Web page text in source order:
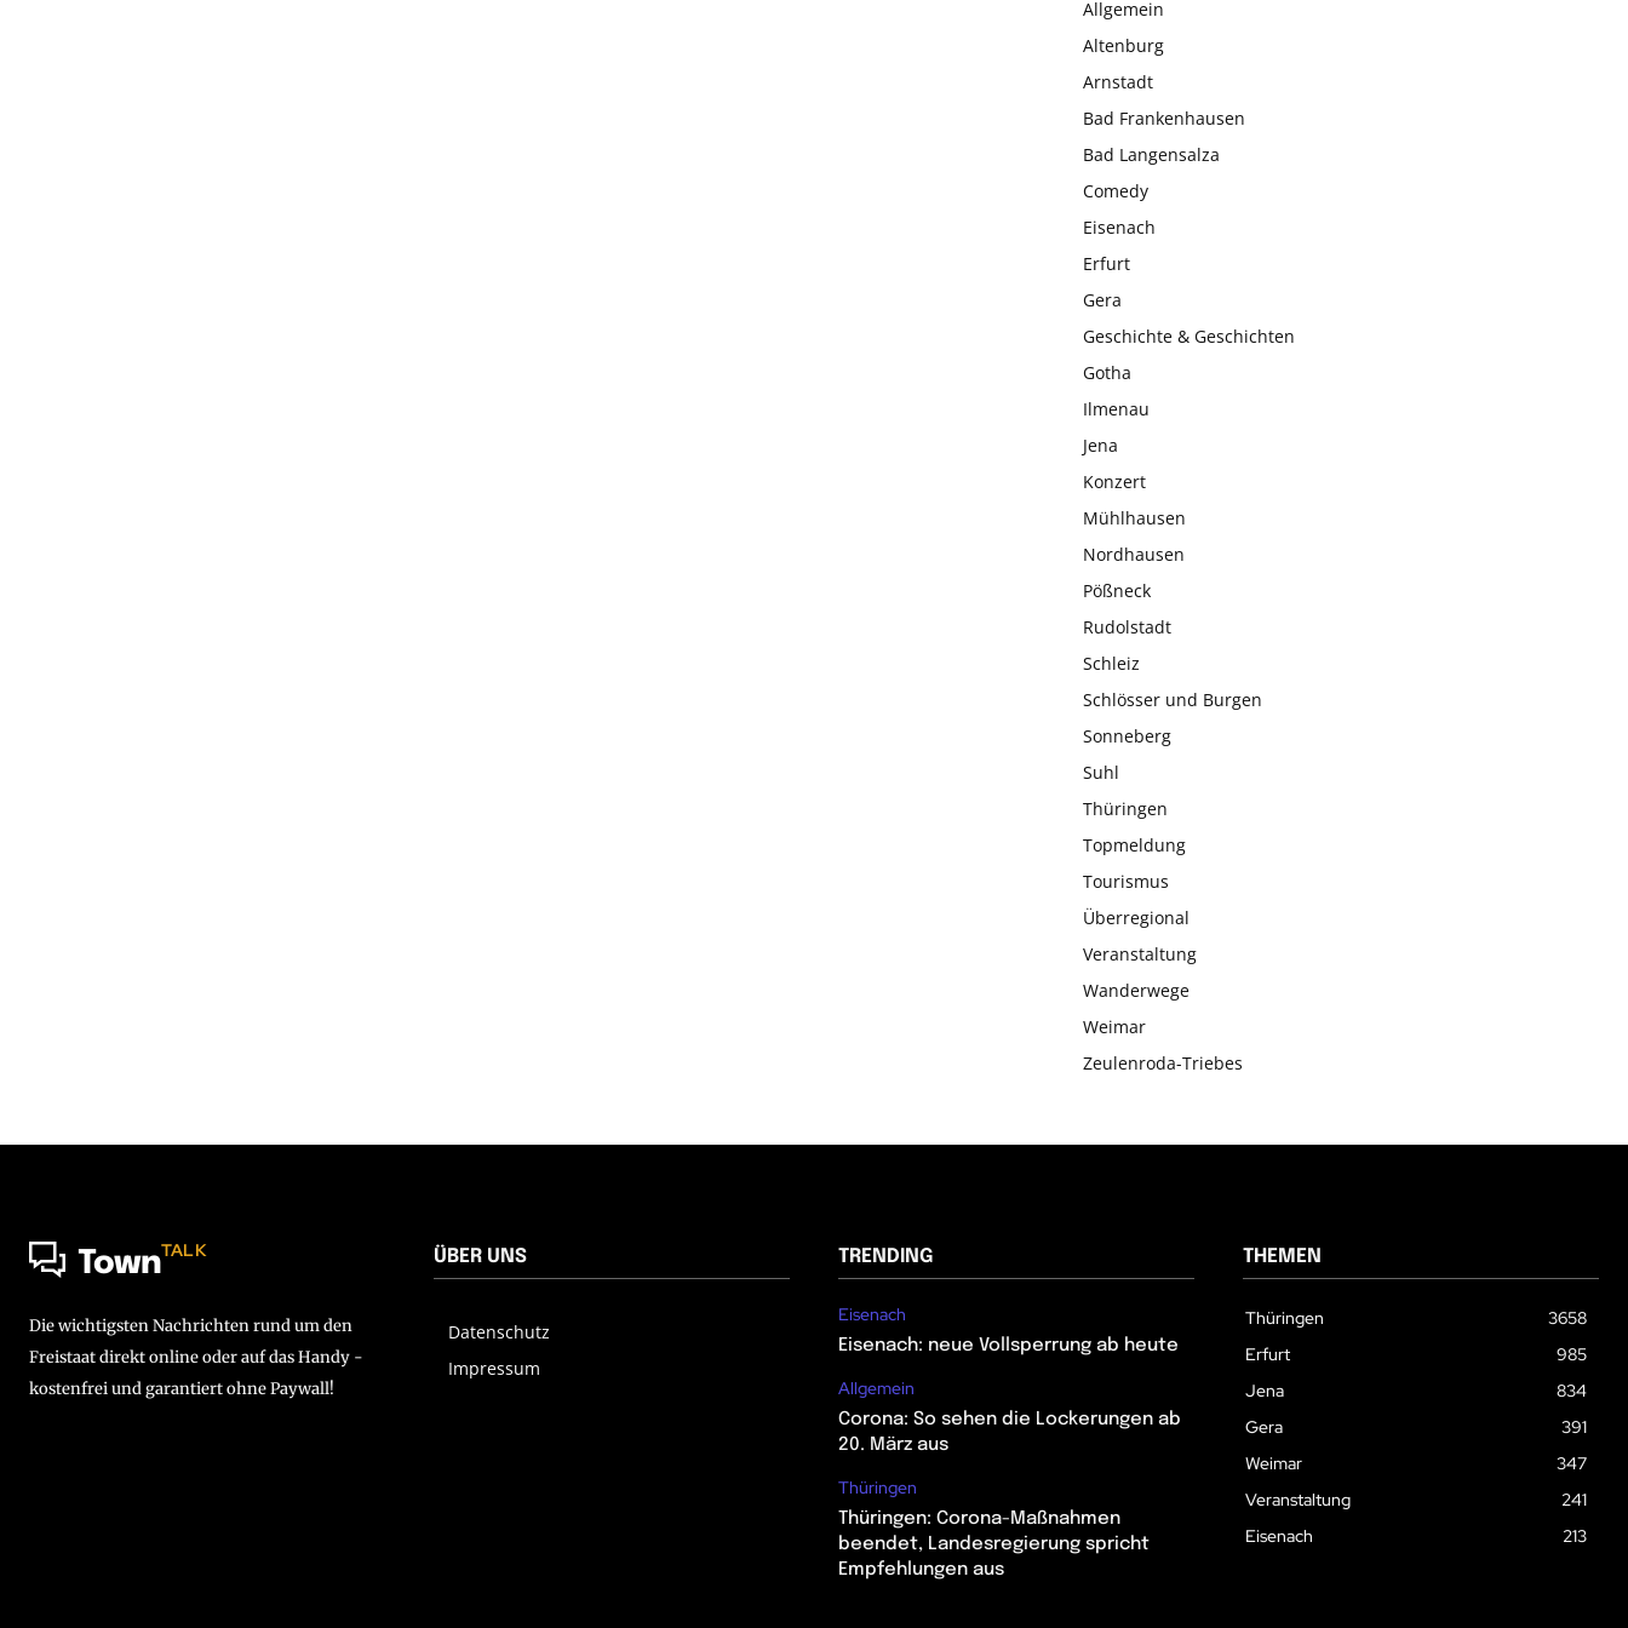
Allgemein
Altenburg
Arnstadt
Bad Frankenhausen
Bad Langensalza
Comedy
Eisenach
Erfurt
Gera
Geschichte & Geschichten
Gotha
Ilmenau
Jena
Konzert
Mühlhausen
Nordhausen
Pößneck
Rudolstadt
Schleiz
Schlösser und Burgen
Sonneberg
Suhl
Thüringen
Topmeldung
Tourismus
Überregional
Veranstaltung
Wanderwege
Weimar
Zeulenroda-Triebes
TownTALK
Die wichtigsten Nachrichten rund um den
Freistaat direkt online oder auf das Handy -
kostenfrei und garantiert ohne Paywall!
ÜBER UNS
Datenschutz
Impressum
TRENDING
Eisenach
Eisenach: neue Vollsperrung ab heute
Allgemein
Corona: So sehen die Lockerungen ab
20. März aus
Thüringen
Thüringen: Corona-Maßnahmen
beendet, Landesregierung spricht
Empfehlungen aus
THEMEN
Thüringen
3658
Erfurt
985
Jena
834
Gera
391
Weimar
347
Veranstaltung
241
Eisenach
213